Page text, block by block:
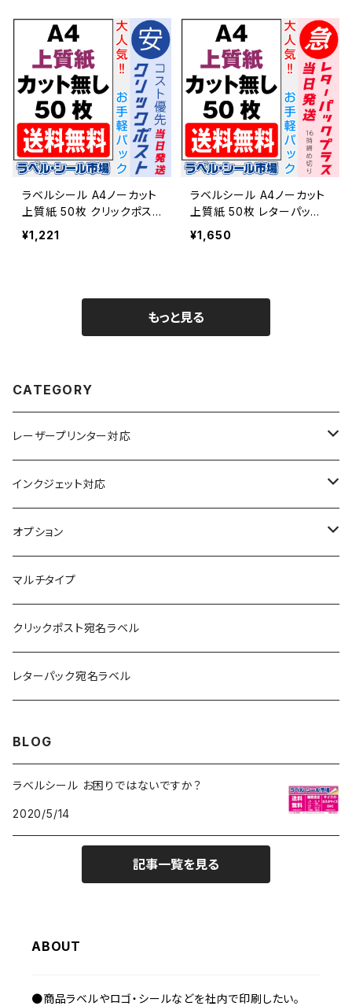
ラベルシール A4ノーカット
上質紙 50枚 クリックポスト
発送 T1Y1A-cp5
¥1,221
ラベルシール A4ノーカット
上質紙 50枚 レターパック
発送 T1Y1A-lp5
¥1,650
もっと見る
CATEGORY
レーザープリンター対応
上質紙
アート紙
光沢紙
耐水フィルム
訂正用
インクジェット対応
コート紙
光沢紙
和紙
フィルム
オプション
簡易印刷
マルチタイプ
クリックポスト宛名ラベル
レターパック宛名ラベル
BLOG
ラベルシール お困りではないですか？
2020/5/14
記事一覧を見る
ABOUT
●商品ラベルやロゴ・シールなどを社内で印刷したい。